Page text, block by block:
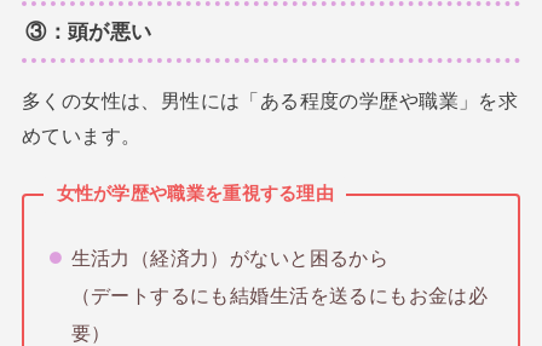
③：頭が悪い
多くの女性は、男性には「ある程度の学歴や職業」を求
めています。
女性が学歴や職業を重視する理由
生活力（経済力）がないと困るから
（デートするにも結婚生活を送るにもお金は必
要）